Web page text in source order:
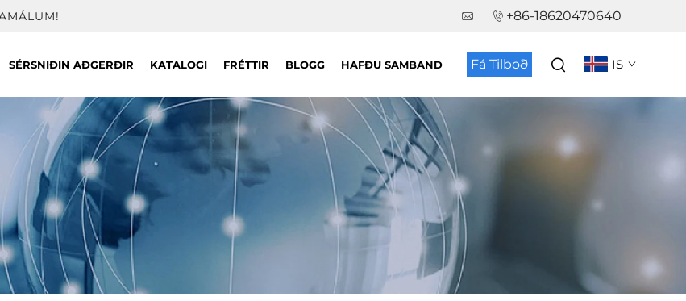
+86-18620470640
SÉRSNIÐIN AÐGERÐIR KATALOGI FRÉTTIR BLOGG HAFÐU SAMBAND Fá Tilboð IS